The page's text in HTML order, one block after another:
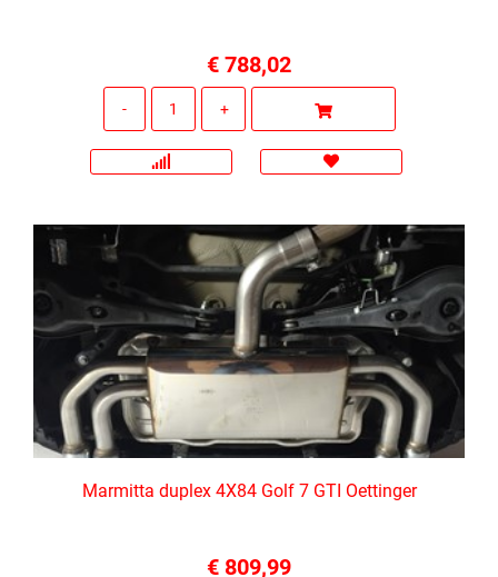
€ 788,02
Marmitta duplex 4X84 Golf 7 GTI Oettinger
€ 809,99